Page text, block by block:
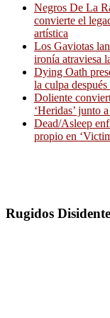
Negros De La
convierte el
artística
Los Gaviotas
ironía atraviesa
Dying Oath
la culpa
Doliente
‘Heridas’ junto
Dead/Asleep
propio en
Rugidos